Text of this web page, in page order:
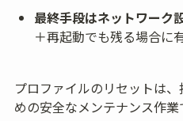
最終手段はネットワーク
＋再起動でも残る場合に
プロファイルのリセットは
めの安全なメンテナンス作業